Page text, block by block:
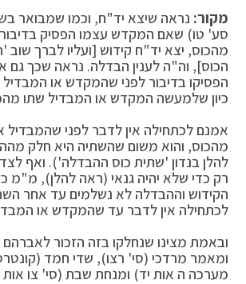
מקור: נראה שיצא יד"ח, וכמו שמבואר
סע' טו) שאם המקדש עצמו הפסיק
מהכוס, יצא יד"ח קידוש [ועליו לברך שוב
הכוס], וה"ה לענין הבדלה. נראה שכך גם
הפסיקו בדיבור לפני שהמקדש או
כיון שלמעשה המקדש או המבדיל שתו
אמנם לכתחילה אין לדבר לפני שהמבדיל
מהכוס, והוא משום שהשתיה היא חלק
להלן בנדון 'שתית כוס ההבדלה'). ואף
רק כדי שלא יהיה גנאי (ראה להלן), מ"מ
הקידוש וההבדלה לא נשלמים עד אחר
לכתחילה אין לדבר עד שהמקדש או
ובאמת מצינו שנחלקו בזה הזכור
ומאמר מרדכי (סי' רצו), שדי חמד
מערכה ה אות יד) ומנחת שבת (סי' צו